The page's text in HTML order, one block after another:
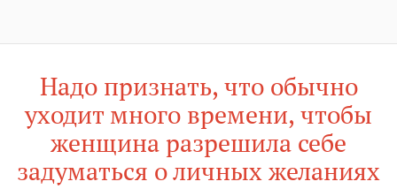
Надо признать, что обычно
уходит много времени, чтобы
женщина разрешила себе
задуматься о личных желаниях